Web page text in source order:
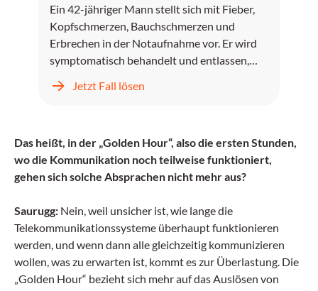
Ein 42-jähriger Mann stellt sich mit Fieber,
Kopfschmerzen, Bauchschmerzen und
Erbrechen in der Notaufnahme vor. Er wird
symptomatisch behandelt und entlassen,
kehrt jedoch zwei Tage später mit
unstillbarem Erbrechen, Kopfschmerzen und
Jetzt Fall lösen
Das heißt, in der „Golden Hour“, also die ersten Stunden,
wo die Kommunikation noch teilweise funktioniert,
gehen sich solche Absprachen nicht mehr aus?
Saurugg: Nein, weil unsicher ist, wie lange die
Telekommunikationssysteme überhaupt funktionieren
werden, und wenn dann alle gleichzeitig kommunizieren
wollen, was zu erwarten ist, kommt es zur Überlastung. Die
„Golden Hour“ bezieht sich mehr auf das Auslösen von